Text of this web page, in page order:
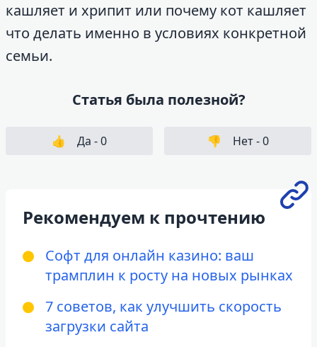
кашляет и хрипит или почему кот кашляет
что делать именно в условиях конкретной
семьи.
Статья была полезной?
👍 Да -0 👎 Нет -0
Рекомендуем к прочтению
Софт для онлайн казино: ваш
трамплин к росту на новых рынках
7 советов, как улучшить скорость
загрузки сайта